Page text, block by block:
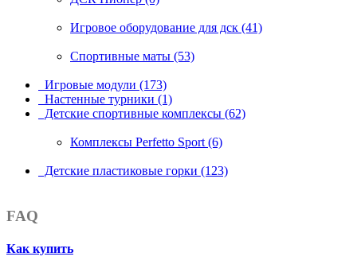
Игровое оборудование для дск (41)
Спортивные маты (53)
Игровые модули (173)
Настенные турники (1)
Детские спортивные комплексы (62)
Комплексы Perfetto Sport (6)
Детские пластиковые горки (123)
FAQ
Как купить